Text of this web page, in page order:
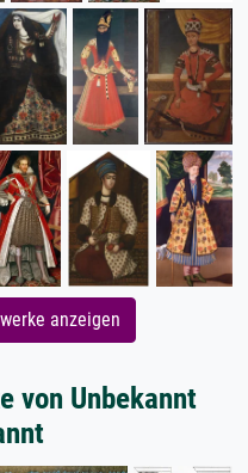
anzeigen
von Unbekannt